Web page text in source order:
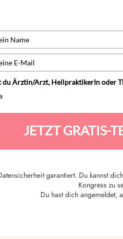
du Ärztin/Arzt, HeilpraktikerIn oder
JETZT GRATIS-
garantiert. Du kannst
Kongress zu
Du hast dich angemeldet,